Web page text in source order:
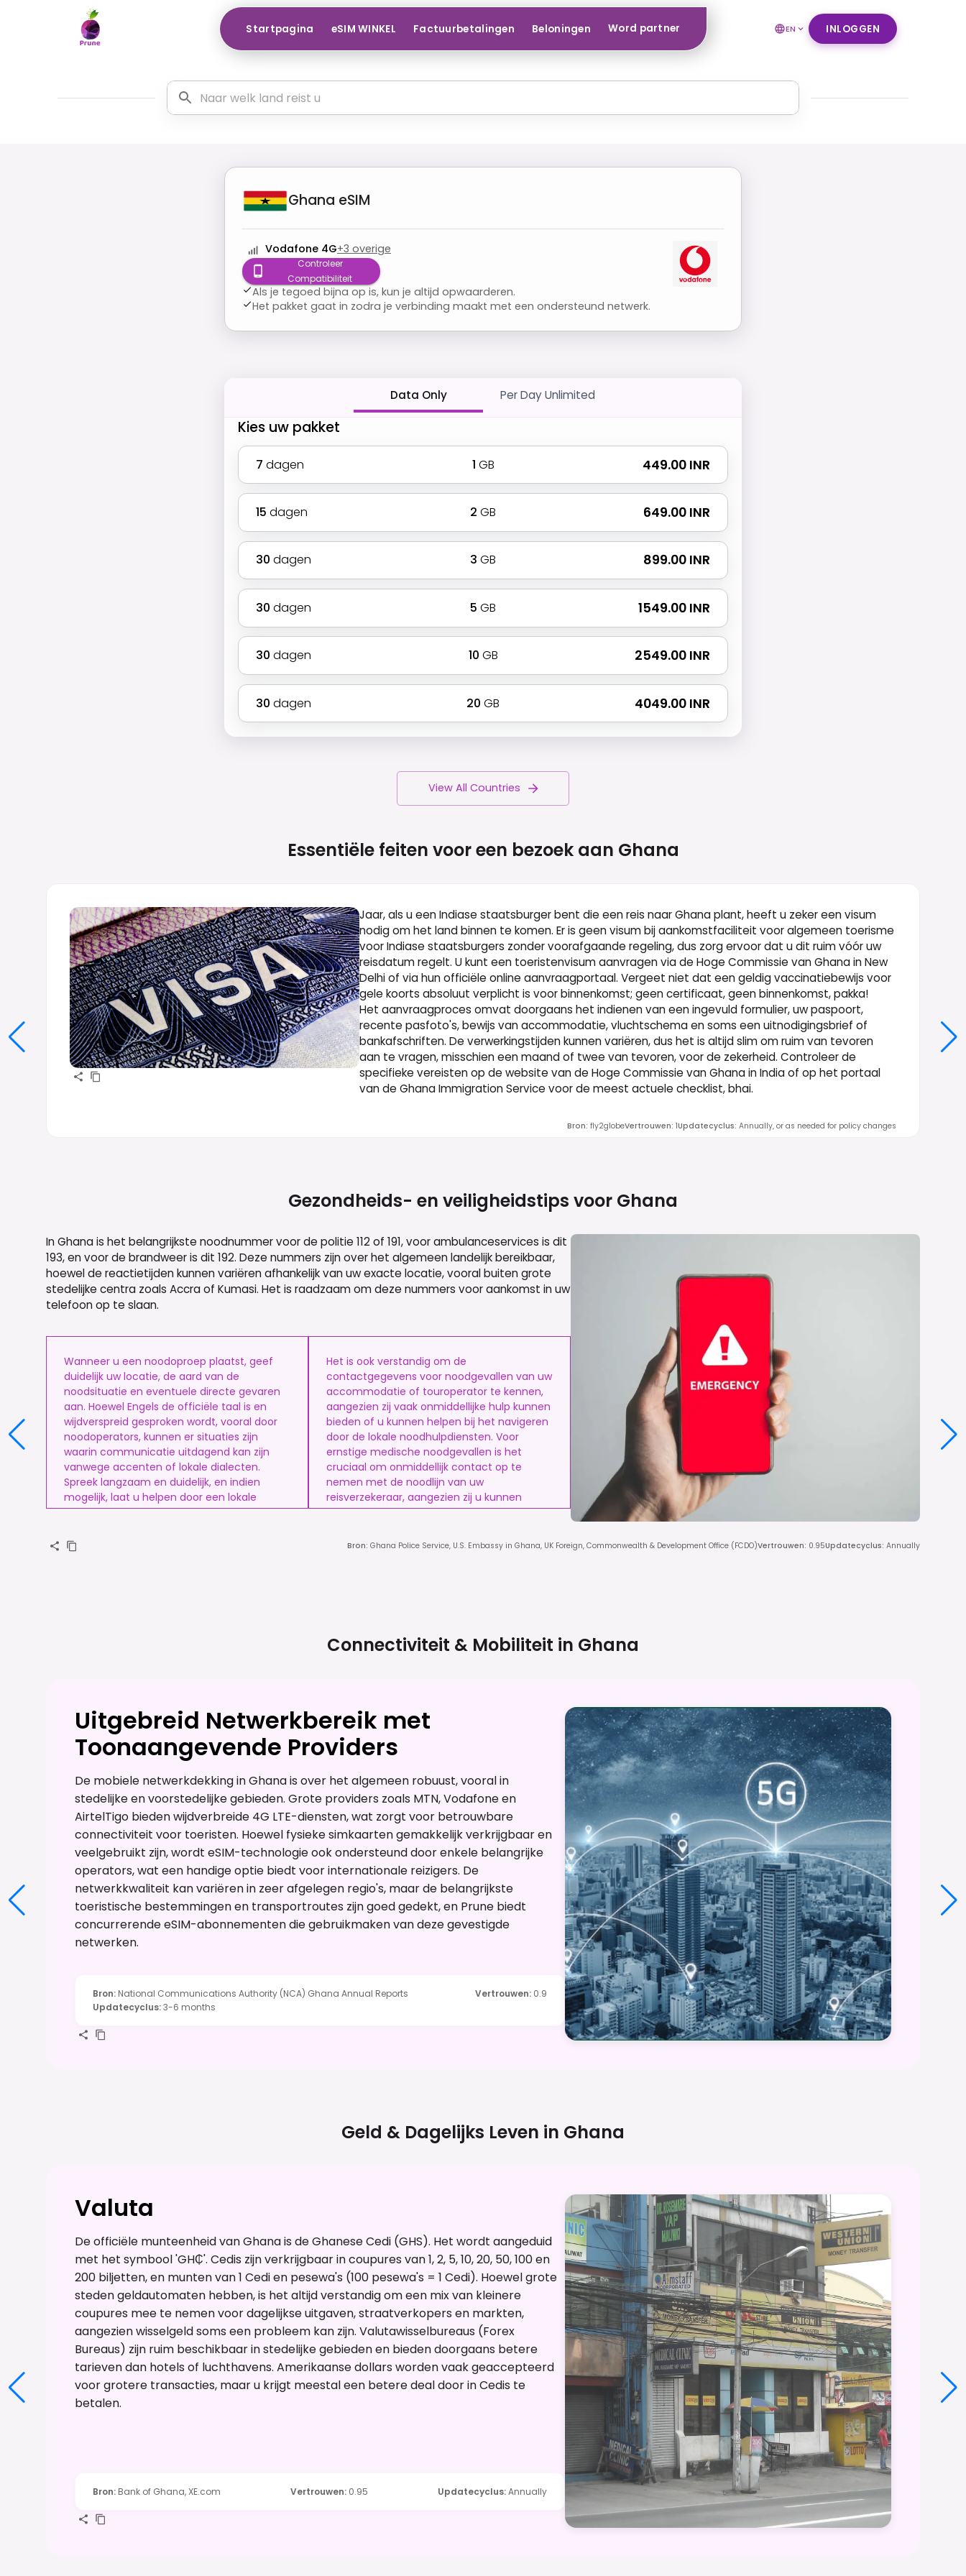
Startpagina eSIM WINKEL Factuurbetalingen Beloningen Word partner EN INLOGGEN
Ghana eSIM
Vodafone 4G+3 overige
Controleer
Compatibiliteit
Als je tegoed bijna op is, kun je altijd opwaarderen.
Het pakket gaat in zodra je verbinding maakt met een ondersteund netwerk.
Data Only Per Day Unlimited
Kies uw pakket
7 dagen 1 GB ₹ 449.00 INR
15 dagen 2 GB ₹ 649.00 INR
30 dagen 3 GB ₹ 899.00 INR
30 dagen 5 GB ₹ 1549.00 INR
30 dagen 10 GB ₹ 2549.00 INR
30 dagen 20 GB ₹ 4049.00 INR
View All Countries
Essentiële feiten voor een bezoek aan Ghana
Jaar, als u een Indiase staatsburger bent die een reis naar Ghana plant, heeft u zeker een visum
nodig om het land binnen te komen. Er is geen visum bij aankomstfaciliteit voor algemeen toerisme
voor Indiase staatsburgers zonder voorafgaande regeling, dus zorg ervoor dat u dit ruim vóór uw
reisdatum regelt. U kunt een toeristenvisum aanvragen via de Hoge Commissie van Ghana in New
Delhi of via hun officiële online aanvraagportaal. Vergeet niet dat een geldig vaccinatiebewijs voor
gele koorts absoluut verplicht is voor binnenkomst; geen certificaat, geen binnenkomst, pakka!
Het aanvraagproces omvat doorgaans het indienen van een ingevuld formulier, uw paspoort,
recente pasfoto's, bewijs van accommodatie, vluchtschema en soms een uitnodigingsbrief of
bankafschriften. De verwerkingstijden kunnen variëren, dus het is altijd slim om ruim van tevoren
aan te vragen, misschien een maand of twee van tevoren, voor de zekerheid. Controleer de
specifieke vereisten op de website van de Hoge Commissie van Ghana in India of op het portaal
van de Ghana Immigration Service voor de meest actuele checklist, bhai.
Bron: fly2globeVertrouwen: 1Updatecyclus: Annually, or as needed for policy changes
Gezondheids- en veiligheidstips voor Ghana
In Ghana is het belangrijkste noodnummer voor de politie 112 of 191, voor ambulanceservices is dit
193, en voor de brandweer is dit 192. Deze nummers zijn over het algemeen landelijk bereikbaar,
hoewel de reactietijden kunnen variëren afhankelijk van uw exacte locatie, vooral buiten grote
stedelijke centra zoals Accra of Kumasi. Het is raadzaam om deze nummers voor aankomst in uw
telefoon op te slaan.
Wanneer u een noodoproep plaatst, geef
duidelijk uw locatie, de aard van de
noodsituatie en eventuele directe gevaren
aan. Hoewel Engels de officiële taal is en
wijdverspreid gesproken wordt, vooral door
noodoperators, kunnen er situaties zijn
waarin communicatie uitdagend kan zijn
vanwege accenten of lokale dialecten.
Spreek langzaam en duidelijk, en indien
mogelijk, laat u helpen door een lokale
bewoner.
Het is ook verstandig om de
contactgegevens voor noodgevallen van uw
accommodatie of touroperator te kennen,
aangezien zij vaak onmiddellijke hulp kunnen
bieden of u kunnen helpen bij het navigeren
door de lokale noodhulpdiensten. Voor
ernstige medische noodgevallen is het
cruciaal om onmiddellijk contact op te
nemen met de noodlijn van uw
reisverzekeraar, aangezien zij u kunnen
helpen met medische evacuatie of u
beschikbare particuliere medische
Bron: Ghana Police Service, U.S. Embassy in Ghana, UK Foreign, Commonwealth & Development Office (FCDO)Vertrouwen: 0.95Updatecyclus: Annually
Connectiviteit & Mobiliteit in Ghana
Uitgebreid Netwerkbereik met
Toonaangevende Providers
De mobiele netwerkdekking in Ghana is over het algemeen robuust, vooral in
stedelijke en voorstedelijke gebieden. Grote providers zoals MTN, Vodafone en
AirtelTigo bieden wijdverbreide 4G LTE-diensten, wat zorgt voor betrouwbare
connectiviteit voor toeristen. Hoewel fysieke simkaarten gemakkelijk verkrijgbaar en
veelgebruikt zijn, wordt eSIM-technologie ook ondersteund door enkele belangrijke
operators, wat een handige optie biedt voor internationale reizigers. De
netwerkkwaliteit kan variëren in zeer afgelegen regio's, maar de belangrijkste
toeristische bestemmingen en transportroutes zijn goed gedekt, en Prune biedt
concurrerende eSIM-abonnementen die gebruikmaken van deze gevestigde
netwerken.
Bron: National Communications Authority (NCA) Ghana Annual Reports Vertrouwen: 0.9
Updatecyclus:3-6 months
Geld & Dagelijks Leven in Ghana
Valuta
De officiële munteenheid van Ghana is de Ghanese Cedi (GHS). Het wordt aangeduid
met het symbool 'GH₵'. Cedis zijn verkrijgbaar in coupures van 1, 2, 5, 10, 20, 50, 100 en
200 biljetten, en munten van 1 Cedi en pesewa's (100 pesewa's = 1 Cedi). Hoewel grote
steden geldautomaten hebben, is het altijd verstandig om een mix van kleinere
coupures mee te nemen voor dagelijkse uitgaven, straatverkopers en markten,
aangezien wisselgeld soms een probleem kan zijn. Valutawisselbureaus (Forex
Bureaus) zijn ruim beschikbaar in stedelijke gebieden en bieden doorgaans betere
tarieven dan hotels of luchthavens. Amerikaanse dollars worden vaak geaccepteerd
voor grotere transacties, maar u krijgt meestal een betere deal door in Cedis te
betalen.
Bron: Bank of Ghana, XE.com Vertrouwen: 0.95 Updatecyclus:Annually